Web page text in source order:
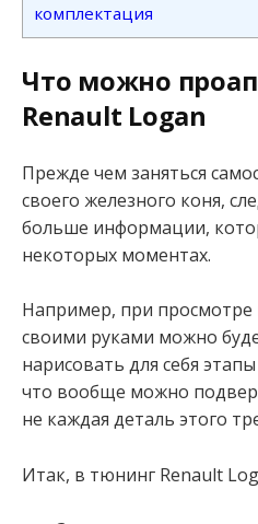
комплектация
Что можно
Renault Logan
Прежде чем заняться
своего железного коня,
больше информации,
некоторых моментах.
Например, при
своими руками можно
нарисовать для себя
что вообще можно
не каждая деталь этого
Итак, в тюнинг Renault